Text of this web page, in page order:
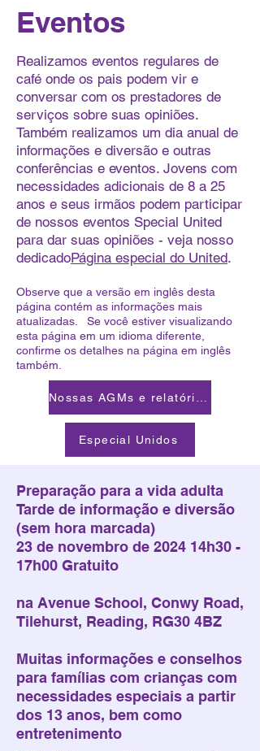
Eventos
Realizamos eventos regulares de
café onde os pais podem vir e
conversar com os prestadores de
serviços sobre suas opiniões.
Também realizamos um dia anual de
informações e diversão e outras
conferências e eventos. Jovens com
necessidades adicionais de 8 a 25
anos e seus irmãos podem participar
de nossos eventos Special United
para dar suas opiniões - veja nosso
dedicadoPágina especial do United.
Observe que a versão em inglês desta
página contém as informações mais
atualizadas. Se você estiver visualizando
esta página em um idioma diferente,
confirme os detalhes na página em inglês
também.
Especial Unidos
Preparação para a vida adulta
Tarde de informação e diversão
(sem hora marcada)
23 de novembro de 2024 14h30 -
17h00 Gratuito
na Avenue School, Conwy Road,
Tilehurst, Reading, RG30 4BZ
Muitas informações e conselhos
para famílias com crianças com
necessidades especiais a partir
dos 13 anos, bem como
entretenimento